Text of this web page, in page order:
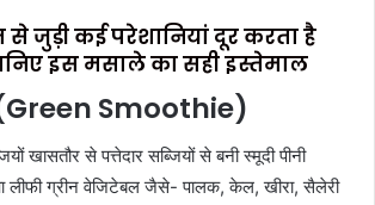
जुड़ी कई परेशानियां दूर करता है
इस मसाले का सही इस्तेमाल
Green Smoothie)
खासतौर से पत्तेदार सब्जियों से बनी स्मूदी पीनी
लीफी ग्रीन वेजिटेबल जैसे- पालक, केल, खीरा, सैलेरी